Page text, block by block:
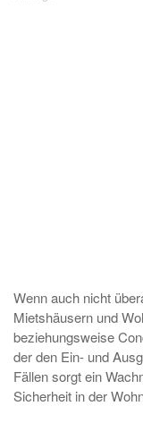
Wenn auch nicht
Mietshäusern und
beziehungsweise
der den Ein- und
Fällen sorgt ein
Sicherheit in der